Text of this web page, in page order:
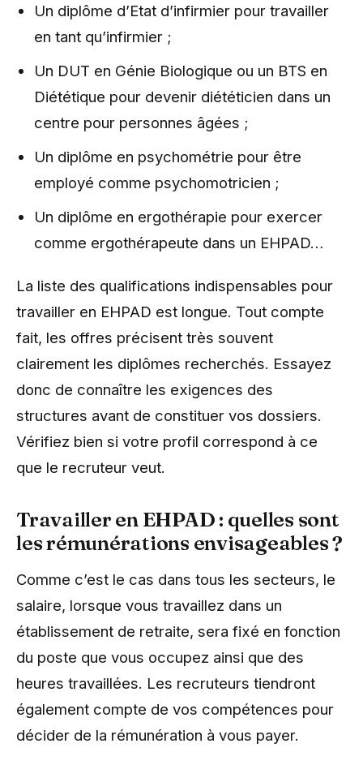
Un diplôme d’Etat d’infirmier pour travailler
en tant qu’infirmier ;
Un DUT en Génie Biologique ou un BTS en
Diététique pour devenir diététicien dans un
centre pour personnes âgées ;
Un diplôme en psychométrie pour être
employé comme psychomotricien ;
Un diplôme en ergothérapie pour exercer
comme ergothérapeute dans un EHPAD…
La liste des qualifications indispensables pour
travailler en EHPAD est longue. Tout compte
fait, les offres précisent très souvent
clairement les diplômes recherchés. Essayez
donc de connaître les exigences des
structures avant de constituer vos dossiers.
Vérifiez bien si votre profil correspond à ce
que le recruteur veut.
Travailler en EHPAD : quelles sont
les rémunérations envisageables ?
Comme c’est le cas dans tous les secteurs, le
salaire, lorsque vous travaillez dans un
établissement de retraite, sera fixé en fonction
du poste que vous occupez ainsi que des
heures travaillées. Les recruteurs tiendront
également compte de vos compétences pour
décider de la rémunération à vous payer.